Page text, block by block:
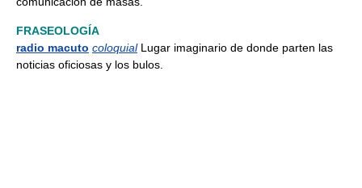
FRASEOLOGÍA
radio macuto coloquialLugar imaginario de donde parten las
noticias oficiosas y los bulos.